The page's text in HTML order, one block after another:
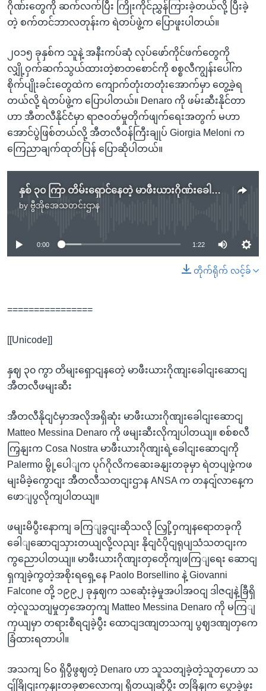
ဂိုဏ်းတွေကို ဆက်လက်ပြီး ကြိုးကိုင်ညွှန်ကြားခဲ့တယ်လို့ ပြီးခဲ့
တဲ့ စက်တင်ဘာလတုန်းက ရဲတပ်ဖွဲ့က ပြောဖူးပါတယ်။
၂ဝ၁၅ ခုနှစ်က သူနဲ့ အနီးကပ်ဆုံ လုပ်ဖော်ကိုင်ဖက်တွေကို
လျှို့ဝှက်ဆက်သွယ်ထားတဲ့စာတစောင်ကို စစ္စလီကျွန်းပေါ်က
စိုက်ပျိုးခင်းတွေထဲက ကျောက်တုံးတတုံးအောက်မှာ တွေ့ခဲ့ရ
တယ်လို့ ရဲတပ်ဖွဲ့က ပြောပါတယ်။ Denaro ကို ဖမ်းဆီးနိုင်တာ
ဟာ အီတလီနိုင်ငံမှာ ရာဇဝတ်မှုတိုက်ဖျက်ရေးအတွက် မဟာ
အောင်ပွဲဖြစ်တယ်လို့ အီတလီဝန်ကြီးချုပ် Giorgia Meloni က
ကြေညာချက်ထုတ်ပြန် ပြောဆိုပါတယ်။
နှစ် ၃၀ ကြာ တိမ်းရှောင်နေတဲ့ မာဖီးယားဂိုဏ်းခေါင်းဆောင် အီတလီဖမ်းဆီး.mp3
by ဗွီအိုအေသတင်းဌာန
No media source currently available
0:00 1:22
တိုက်ရိုက် လင့်ခ်
================
[[Unicode]]
နှဈ ၃၀ ကွာ တိမျးရှောငျနတေဲ့ မာဖီးယားဂိုဏျးခေါငျးဆောငျ
အီတလီဖမျးဆီး
အီတလီနိုငျငံမှာအလိုအရှိဆုံး မာဖီးယားဂိုဏျးခေါငျးဆောငျ
Matteo Messina Denaro ကို ဖမျးဆီးလိုကျပါတယျ။ စစ်စလီ
ကြှနျးက Cosa Nostra မာဖီးယားဂိုဏျးရဲ့ခေါငျးဆောငျကို
Palermo မွို့ပေါျက ပုဂ်ဂိုလိကဆေးခနျးတခုမှာ ရဲတပျဖှဲ့ကဖ
မျးမိခဲ့ကွောငျး အီတလီသတငျးဌာန ANSA က တနငျ်လာနေ့က
ဖောျပွလိုကျပါတယျ။
ဖမျးမိပွီးနောကျ ခကြျခွငျးဆိုသလို လြှို့ဝှကျနရောတခုကို
ခေါျဆောငျသှားတယျလို့လညျး နိုငျငံပိုငျရုပျသံသတငျးက
ကွညောပါတယျ။ မာဖီးယားဂိုဏျးတှတေိုကျဖကြျရေး ဆောငျ
ရှကျခဲ့ကွတဲ့အစိုးရရှေ့နေ Paolo Borsellino နဲ့ Giovanni
Falcone တို့ ၁၉၉၂ ခုနှဈက သဆေုံးခဲ့မှုအပါအဝငျ ဒါဇငျနဲ့ခြီရှိ
တဲ့လူသတျမှုတှအေတှကျ Matteo Messina Denaro ကို မကြျ
ကှယျမှာ တရားစီရငျခဲ့ပွီး ထောငျဒဏျတသကျ ပွဈဒဏျတှကေ
ခြံထားရတာပါ။
အသကျ ၆ဝ ရှိပွီဖွဈတဲ့ Denaro ဟာ သူသတျခဲ့တဲ့သူတှဟော သ
ငျ်ခြိုငျးကုနျးတခုစာလောကျ ရှိတယျဆိုပွီး တခြိနျက ပွောခဲ့ဖူး